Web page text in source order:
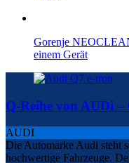
Gorenje
einem Gerät
Q-Reihe von AUDi
AUDI
Die Automarke Audi steht
hochwertige Fahrzeuge.